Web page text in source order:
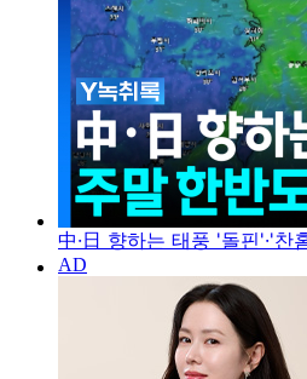
中·日 향하는 태풍 '돌핀'·'